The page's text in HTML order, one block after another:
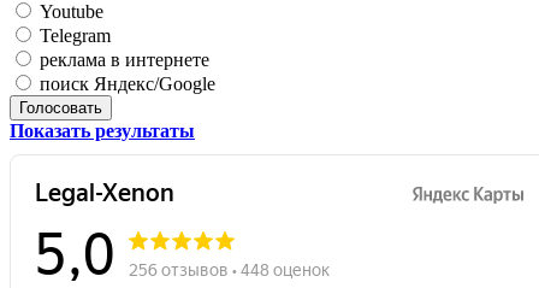
Youtube
Telegram
реклама в интернете
поиск Яндекс/Google
Голосовать
Показать результаты